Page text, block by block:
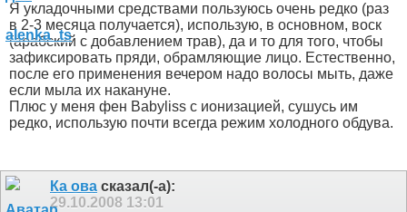
Я укладочными средствами пользуюсь очень редко (раз
в 2-3 месяца получается), использую, в основном, воск
(арабский с добавлением трав), да и то для того, чтобы
зафиксировать пряди, обрамляющие лицо. Естественно,
после его применения вечером надо волосы мыть, даже
если мыла их накануне.
Плюс у меня фен Babyliss с ионизацией, сушусь им
редко, использую почти всегда режим холодного обдува.
Ка ова сказал(-а):
29.10.2008 13:01